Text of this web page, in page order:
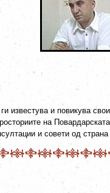
известува и повикува
на
и совети од